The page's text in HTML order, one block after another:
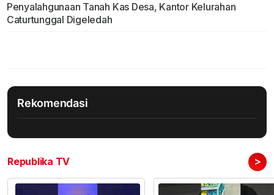
Penyalahgunaan Tanah Kas Desa, Kantor Kelurahan
Caturtunggal Digeledah
Rekomendasi
Republika TV >